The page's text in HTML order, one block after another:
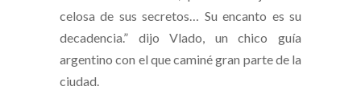
celosa de sus secretos… Su encanto es su
decadencia.” dijo Vlado, un chico guía
argentino con el que caminé gran parte de la
ciudad.